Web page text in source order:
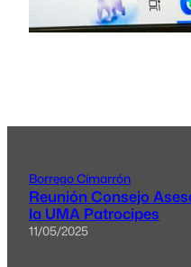
Borrego Cimarrón
Reunión Consejo
la UMA Patrocipes
11/05/2025